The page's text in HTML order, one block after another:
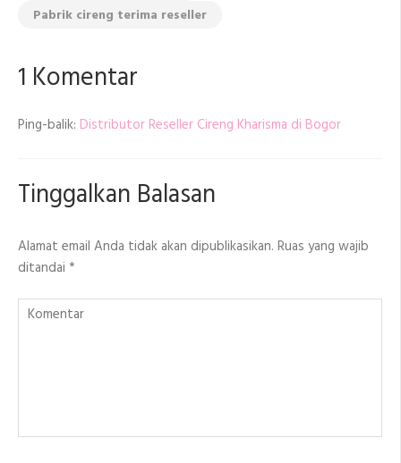
Pabrik cireng terima reseller
1 Komentar
Ping-balik: Distributor Reseller Cireng Kharisma di Bogor
Tinggalkan Balasan
Alamat email Anda tidak akan dipublikasikan. Ruas yang wajib
ditandai *
Komentar